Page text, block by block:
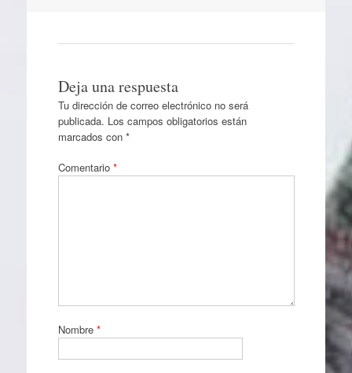
Deja una respuesta
Tu dirección de correo electrónico no será
publicada. Los campos obligatorios están
marcados con *
Comentario *
Nombre *